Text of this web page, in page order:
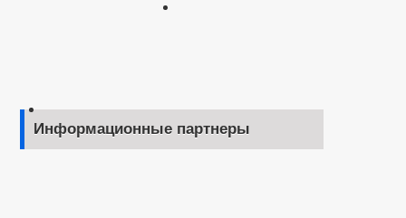
Информационные партнеры